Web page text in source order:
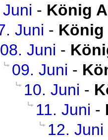
- König
Juni -
08. Juni -
09. Juni -
10. Juni -
11. Juni -
12. Juni